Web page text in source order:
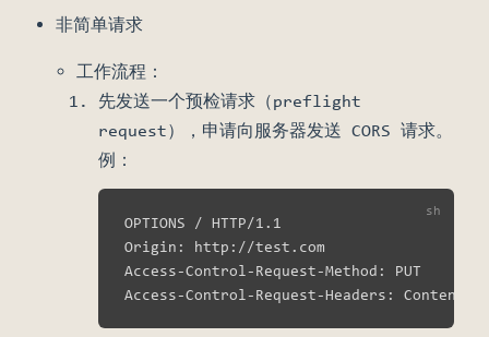
非简单请求
工作流程：
先发送一个预检请求（preflight
request），申请向服务器发送 CORS 请求。
例：
OPTIONS /
Origin: http://test.com
Access-Control-Request-
Access-Control-Request-Headers: